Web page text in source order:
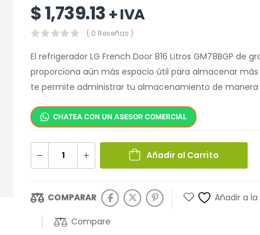
$1,739.13 + IVA
( 0 Reseñas )
El refrigerador LG French Door 816 Litros GM78BGP de
proporciona aún más espacio útil para almacenar más
te permite administrar tu almacenamiento de manera
CHATEA CON UN ASESOR COMERCIAL
Añadir al Carrito
COMPARAR Añadir a
Compare